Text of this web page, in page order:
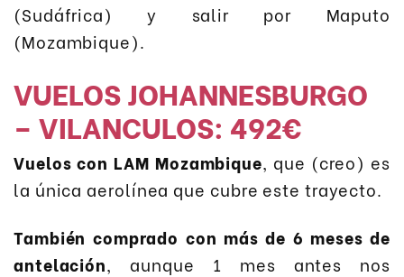
(Sudáfrica) y salir por Maputo
(Mozambique).
VUELOS JOHANNESBURGO
– VILANCULOS: 492€
Vuelos con LAM Mozambique, que (creo) es
la única aerolínea que cubre este trayecto.
También comprado con más de 6 meses de
antelación, aunque 1 mes antes nos